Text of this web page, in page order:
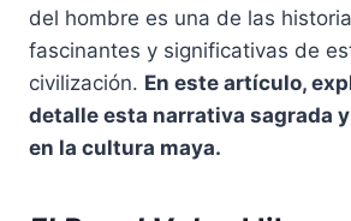
del hombre es una de las
fascinantes y significativas de
civilización. En este artículo,
detalle esta narrativa sagrada
en la cultura maya.